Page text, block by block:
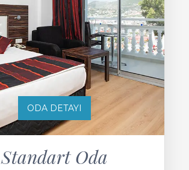
ODA DETAYI
Standart Oda